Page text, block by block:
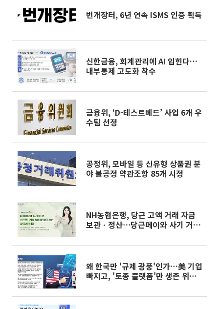
번개장터, 6년 연속 ISMS 인증 획득
신한금융, 회계관리에 AI 입힌다…
내부통제 고도화 착수
금융위, ‘D-테스트베드’ 사업 6개 우
수팀 선정
공정위, 모바일 등 신유형 상품권 분
야 불공정 약관조항 85개 시정
NH농협은행, 당근 고액 거래 자금
보관ㆍ정산⋯당근페이와 사기 거래
왜 한국만 '규제 광풍'인가…美 기업
빠지고, '토종 플랫폼'만 생존 위협